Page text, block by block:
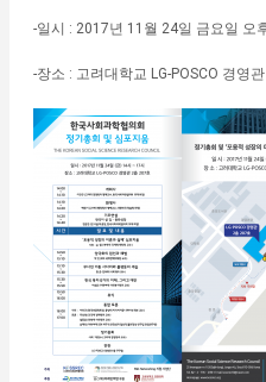
-일시 : 2017년 11월 24일 금요일 오
-장소 : 고려대학교 LG-POSCO 경영